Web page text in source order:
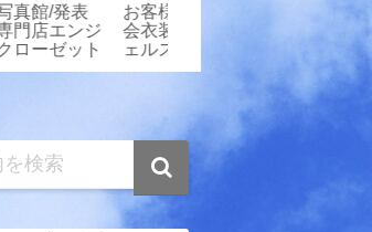
お客様写真館/発表
会衣装専門店エンジ
ェルスクローゼット